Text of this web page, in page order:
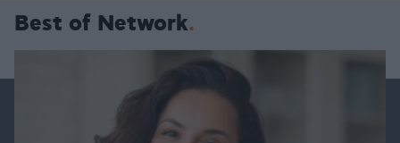
Best of Network